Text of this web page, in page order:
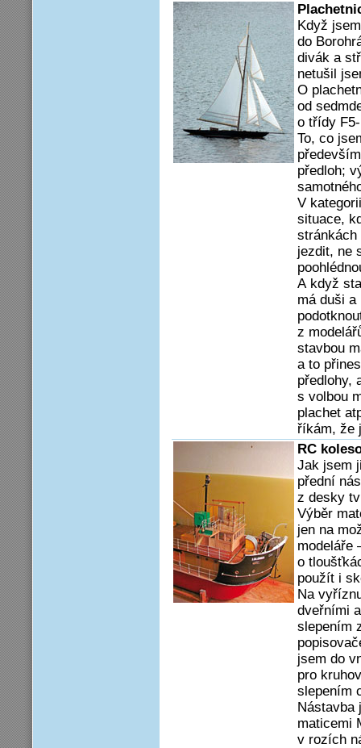
Když
do
divák a
netušil
O
od
o třídy
To, co
předloh;
V
situace,
stránkách
jezdit, ne
A když
má duši
z
stavbou
a to
předlohy,
s volbou
plachet
říkám, že
RC
Jak jsem
přední
z desky
Výběr
jen na
modeláře
o
použít i
Na
dveřními
slepením
jsem do
pro
slepením
Nástavba
maticemi
v rozích